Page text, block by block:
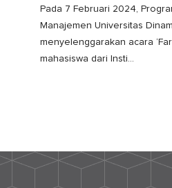
Pada 7 Februari 2024,
Manajemen Universitas
menyelenggarakan acara
mahasiswa dari Insti...